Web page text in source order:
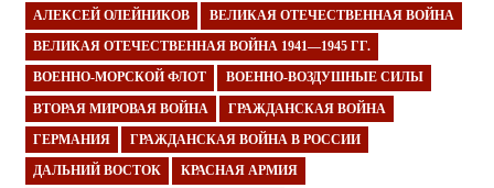
АЛЕКСЕЙ ОЛЕЙНИКОВ ВЕЛИКАЯ ОТЕЧЕСТВЕННАЯ ВОЙНА
ВЕЛИКАЯ ОТЕЧЕСТВЕННАЯ ВОЙНА 1941—1945 ГГ.
ВОЕННО-МОРСКОЙ ФЛОТ ВОЕННО-ВОЗДУШНЫЕ СИЛЫ
ВТОРАЯ МИРОВАЯ ВОЙНА ГРАЖДАНСКАЯ ВОЙНА
ГЕРМАНИЯ ГРАЖДАНСКАЯ ВОЙНА В РОССИИ
ДАЛЬНИЙ ВОСТОК КРАСНАЯ АРМИЯ